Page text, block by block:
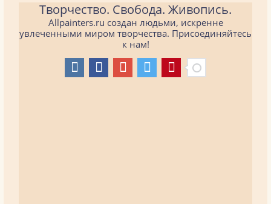
Творчество. Свобода. Живопись.
Allpainters.ru создан людьми, искренне
увлеченными миром творчества. Присоединяйтесь
к нам!